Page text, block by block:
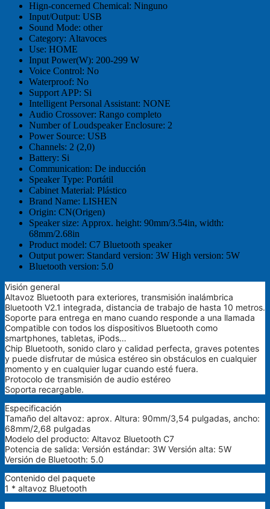
Hign-concerned Chemical: Ninguno
Input/Output: USB
Sound Mode: other
Category: Altavoces
Use: HOME
Input Power(W): 200-299 W
Voice Control: No
Waterproof: No
Support APP: Si
Intelligent Personal Assistant: NONE
Audio Crossover: Rango completo
Number of Loudspeaker Enclosure: 2
Power Source: USB
Channels: 2 (2,0)
Battery: Si
Communication: De inducción
Speaker Type: Portátil
Cabinet Material: Plástico
Brand Name: LISHEN
Origin: CN(Origen)
Speaker size: Approx. height: 90mm/3.54in, width:
68mm/2.68in
Product model: C7 Bluetooth speaker
Output power: Standard version: 3W High version: 5W
Bluetooth version: 5.0
Visión general
Altavoz Bluetooth para exteriores, transmisión inalámbrica
Bluetooth V2.1 integrada, distancia de trabajo de hasta 10 metros.
Soporte para entrega en mano cuando responde a una llamada
Compatible con todos los dispositivos Bluetooth como
smartphones, tabletas, iPods…
Chip Bluetooth, sonido claro y calidad perfecta, graves potentes
y puede disfrutar de música estéreo sin obstáculos en cualquier
momento y en cualquier lugar cuando esté fuera.
Protocolo de transmisión de audio estéreo
Soporta recargable.
Especificación
Tamaño del altavoz: aprox. Altura: 90mm/3,54 pulgadas, ancho:
68mm/2,68 pulgadas
Modelo del producto: Altavoz Bluetooth C7
Potencia de salida: Versión estándar: 3W Versión alta: 5W
Versión de Bluetooth: 5.0
Contenido del paquete
1 * altavoz Bluetooth